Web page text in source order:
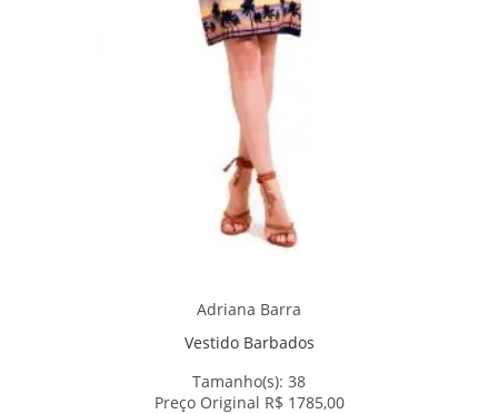
Adriana Barra
Vestido Barbados
Tamanho(s): 38
Preço Original R$ 1785,00